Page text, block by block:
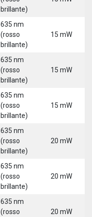
brillante)
635 nm
(rosso
brillante)
15 mW
635 nm
(rosso
brillante)
15 mW
635 nm
(rosso
brillante)
15 mW
635 nm
(rosso
brillante)
20 mW
635 nm
(rosso
brillante)
20 mW
635 nm
(rosso
20 mW